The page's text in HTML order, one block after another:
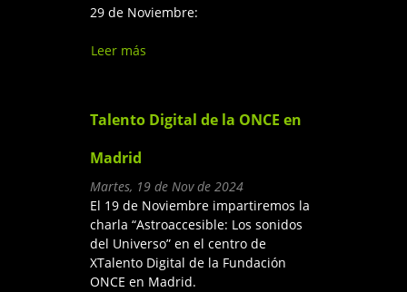
29 de Noviembre:
Leer más
Talento Digital de la ONCE en
Madrid
Martes, 19 de Nov de 2024
El 19 de Noviembre impartiremos la
charla “Astroaccesible: Los sonidos
del Universo” en el centro de
XTalento Digital de la Fundación
ONCE en Madrid.